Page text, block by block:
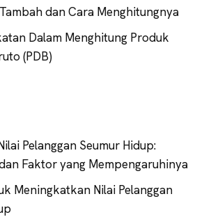
dan Cara Menghitungnya
Dalam Menghitung Produk
(PDB)
Pelanggan Seumur Hidup:
Faktor yang Mempengaruhinya
Meningkatkan Nilai Pelanggan